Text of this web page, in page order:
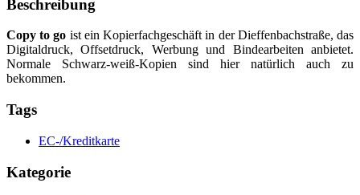
Beschreibung
Copy to go ist ein Kopierfachgeschäft in der Dieffenbachstraße, das
Digitaldruck, Offsetdruck, Werbung und Bindearbeiten anbietet.
Normale Schwarz-weiß-Kopien sind hier natürlich auch zu
bekommen.
Tags
EC-/Kreditkarte
Kategorie